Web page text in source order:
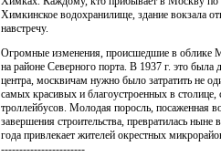
Химкинское водохранилище, здание вокзала
навстречу.
Огромные изменения, происшедшие в облике
на районе Северного порта. В 1937 г. это была
центра, москвичам нужно было затратить не
самых красивых и благоустроенных в
троллейбусов. Молодая поросль, посаженная
завершения строительства, превратилась
года привлекает жителей окрестных
-----------------------